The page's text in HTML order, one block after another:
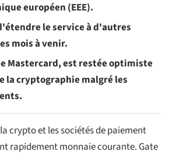
européen (EEE).
le service à d'autres
mois à venir.
Mastercard, est restée optimiste
la cryptographie malgré les
crypto et les sociétés de paiement
rapidement monnaie courante. Gate